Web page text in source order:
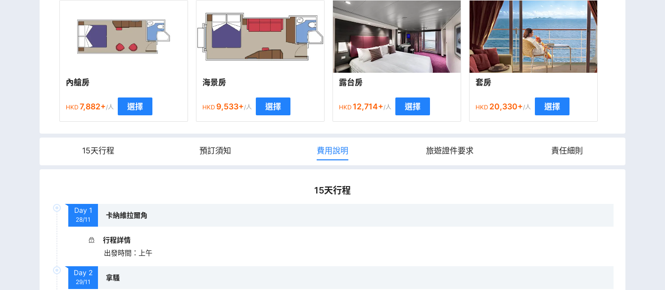
內艙房
HKD 7,882+/人 選擇
海景房
HKD 9,533+/人 選擇
露台房
HKD 12,714+/人 選擇
套房
HKD 20,330+/人 選擇
15天行程 預訂須知 費用說明 旅遊證件要求 責任細則
15天行程
Day 1
28/11
卡納維拉爾角
行程詳情
出發時間 ： 上午
Day 2
29/11
拿騷